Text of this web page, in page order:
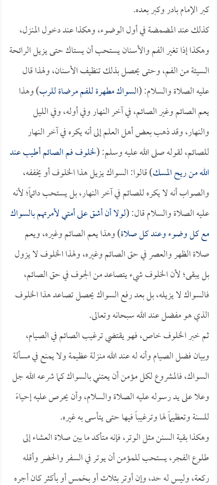
كبر الإمام بادر وكبر بعده.
كذلك عند المضمضة في أول الوضوء، وهكذا عند دخول المنزل،
وهكذا إذا تغير الفم والأسنان يستحب أن يستاك حتى يزيل الرائحة
السيئة من الفم، وحتى يحصل بذلك تنظيف الأسنان، ولهذا قال
عليه الصلاة والسلام: (السواك مطهرة للفم مرضاة للرب) وهذا
يعم الصائم وغير الصائم، في آخر النهار وفي أوله، وفي الليل
والنهار، وقد ذهب بعض أهل العلم إلى أنه يكره في آخر النهار
للصائم، لقوله صلى الله عليه وسلم: (لخلوف فم الصائم أطيب عند
الله من ريح المسك) قالوا: السواك يزيل هذا الخلوف أو يخففه،
والصواب أنه لا يكره للصائم في آخر النهار، بل يستحب دائماً؛ لأنه
عليه الصلاة والسلام قال: (لولا أن أشق على أمتي لأمرتهم بالسواك
مع كل وضوء وعند كل صلاة) وهذا يعم الصائم وغيره، ويعم
صلاة الظهر والعصر في حق الصائم وغيره، ولهذا الخلوف لا يزول
بل يبقى؛ لأن الخلوف شيء يتصاعد من الجوف في حق الصائم،
فالسواك لا يزيله، بل بعد رفع السواك يحصل تصاعد هذا الخلوف
الذي هو مفضل عند الله سبحانه وتعالى.
ثم خبر الخلوف خاص، فهو يقتضي ترغيب الصائم في الصيام،
وبيان فضل الصيام وأنه له عند الله منزلة عظيمة ولا يمنع في مسألة
السواك، فالمشروع لكل مؤمن أن يعتني بالسواك كما شرعه الله جل
وعلا على يد رسوله عليه الصلاة والسلام، وأن يحرص عليه إحياءً
للسنة وتعظيماً لها وترغيباً فيها حتى يتأسى به غيره.
وهكذا بقية السنن مثل الوتر، فإنه متأكد ما بين صلاة العشاء إلى
طلوع الفجر، يستحب للمؤمن أن يوتر في السفر والحضر وأقله
ركعة، وليس له حد، وإن أوتر بثلاث أو بخمس أو بأكثر كان أجره